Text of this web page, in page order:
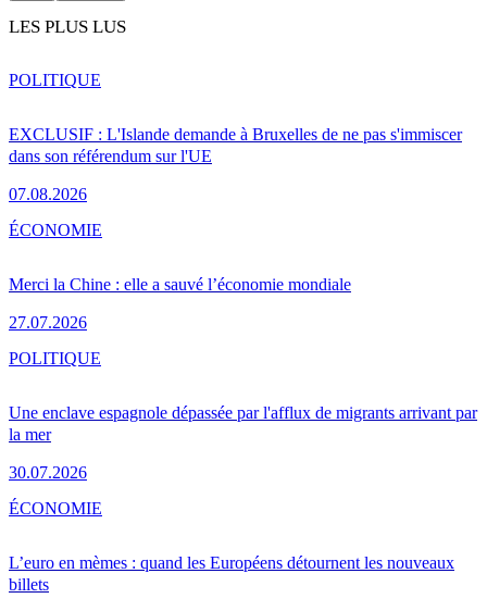
LES PLUS LUS
EXCLUSIF : L'Islande demande à Bruxelles de ne pas s'immiscer
dans son référendum sur l'UE
07.08.2026
POLITIQUE
Merci la Chine : elle a sauvé l’économie mondiale
27.07.2026
ÉCONOMIE
Une enclave espagnole dépassée par l'afflux de migrants arrivant par
la mer
30.07.2026
POLITIQUE
L’euro en mèmes : quand les Européens détournent les nouveaux
billets
ÉCONOMIE